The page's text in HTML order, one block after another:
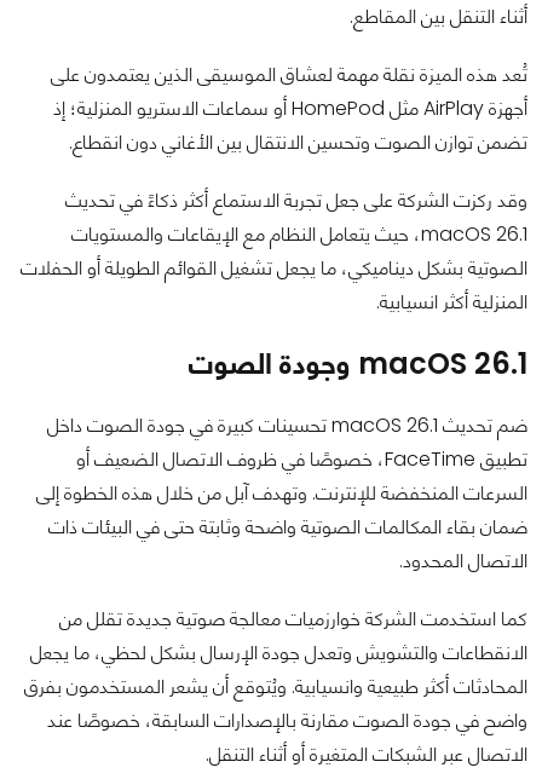
أثناء التنقل بين المقاطع.
تُعد هذه الميزة نقلة مهمة لعشاق الموسيقى الذين يعتمدون على
أجهزة AirPlay مثل HomePod أو سماعات الاستريو المنزلية؛ إذ
تضمن توازن الصوت وتحسين الانتقال بين الأغاني دون انقطاع.
وقد ركزت الشركة على جعل تجربة الاستماع أكثر ذكاءً في تحديث
macOS 26.1، حيث يتعامل النظام مع الإيقاعات والمستويات
الصوتية بشكل ديناميكي، ما يجعل تشغيل القوائم الطويلة أو الحفلات
المنزلية أكثر انسيابية.
macOS 26.1 وجودة الصوت
ضم تحديث macOS 26.1 تحسينات كبيرة في جودة الصوت داخل
تطبيق FaceTime، خصوصًا في ظروف الاتصال الضعيف أو
السرعات المنخفضة للإنترنت. وتهدف آبل من خلال هذه الخطوة إلى
ضمان بقاء المكالمات الصوتية واضحة وثابتة حتى في البيئات ذات
الاتصال المحدود.
كما استخدمت الشركة خوارزميات معالجة صوتية جديدة تقلل من
الانقطاعات والتشويش وتعدل جودة الإرسال بشكل لحظي، ما يجعل
المحادثات أكثر طبيعية وانسيابية. ويُتوقع أن يشعر المستخدمون بفرق
واضح في جودة الصوت مقارنة بالإصدارات السابقة، خصوصًا عند
الاتصال عبر الشبكات المتغيرة أو أثناء التنقل.